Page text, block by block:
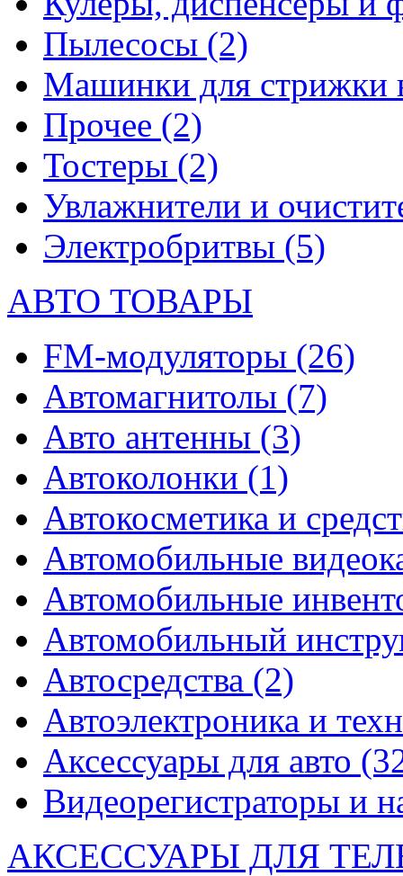
Пылесосы (2)
Машинки для стрижки
Прочее (2)
Тостеры (2)
Увлажнители и
Электробритвы (5)
АВТО ТОВАРЫ
FM-модуляторы (26)
Автомагнитолы (7)
Авто антенны (3)
Автоколонки (1)
Автокосметика и
Автомобильные
Автомобильные
Автомобильный
Автосредства (2)
Автоэлектроника и
Аксессуары для авто
Видеорегистраторы и
АКСЕССУАРЫ ДЛЯ